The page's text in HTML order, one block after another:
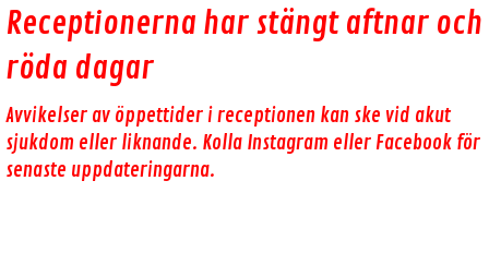
Receptionerna har stängt aftnar och
röda dagar
Avvikelser av öppettider i receptionen kan ske vid akut
sjukdom eller liknande. Kolla Instagram eller Facebook för
senaste uppdateringarna.